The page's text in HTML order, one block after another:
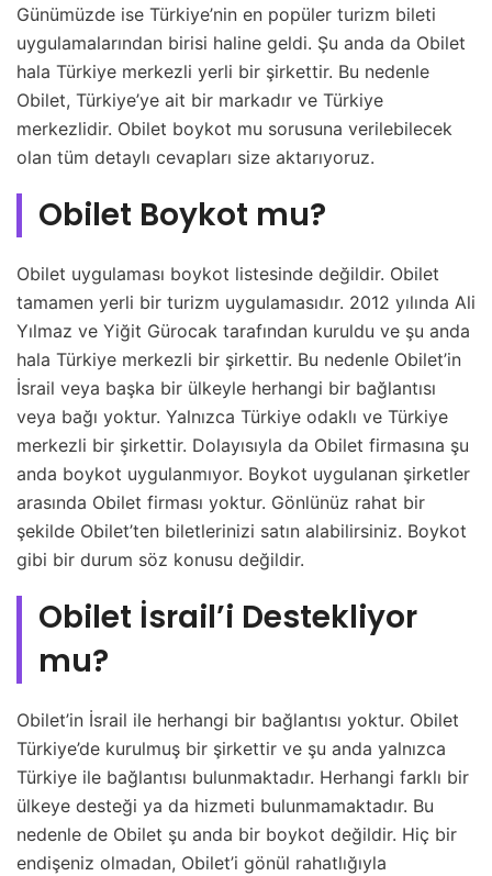
Günümüzde ise Türkiye’nin en popüler turizm bileti
uygulamalarından birisi haline geldi. Şu anda da Obilet
hala Türkiye merkezli yerli bir şirkettir. Bu nedenle
Obilet, Türkiye’ye ait bir markadır ve Türkiye
merkezlidir. Obilet boykot mu sorusuna verilebilecek
olan tüm detaylı cevapları size aktarıyoruz.
Obilet Boykot mu?
Obilet uygulaması boykot listesinde değildir. Obilet
tamamen yerli bir turizm uygulamasıdır. 2012 yılında Ali
Yılmaz ve Yiğit Gürocak tarafından kuruldu ve şu anda
hala Türkiye merkezli bir şirkettir. Bu nedenle Obilet’in
İsrail veya başka bir ülkeyle herhangi bir bağlantısı
veya bağı yoktur. Yalnızca Türkiye odaklı ve Türkiye
merkezli bir şirkettir. Dolayısıyla da Obilet firmasına şu
anda boykot uygulanmıyor. Boykot uygulanan şirketler
arasında Obilet firması yoktur. Gönlünüz rahat bir
şekilde Obilet’ten biletlerinizi satın alabilirsiniz. Boykot
gibi bir durum söz konusu değildir.
Obilet İsrail’i Destekliyor
mu?
Obilet’in İsrail ile herhangi bir bağlantısı yoktur. Obilet
Türkiye’de kurulmuş bir şirkettir ve şu anda yalnızca
Türkiye ile bağlantısı bulunmaktadır. Herhangi farklı bir
ülkeye desteği ya da hizmeti bulunmamaktadır. Bu
nedenle de Obilet şu anda bir boykot değildir. Hiç bir
endişeniz olmadan, Obilet’i gönül rahatlığıyla